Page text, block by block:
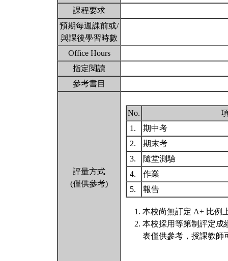
課程要求
預期每週課前或/
與課後學習時數
Office Hours
指定閱讀
參考書目
評量方式
(僅供參考)
No.
1.
期中考
2.
期末考
3.
隨堂測驗
4.
作業
5.
報告
本校尚無訂定 A+ 比例
本校採用等第制評定成
表僅供參考，授課教師